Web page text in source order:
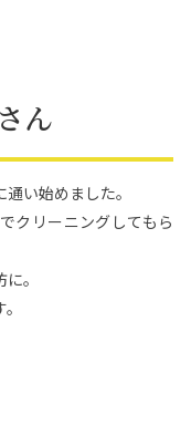
ん
い始めました。
クリーニングしてもら
。